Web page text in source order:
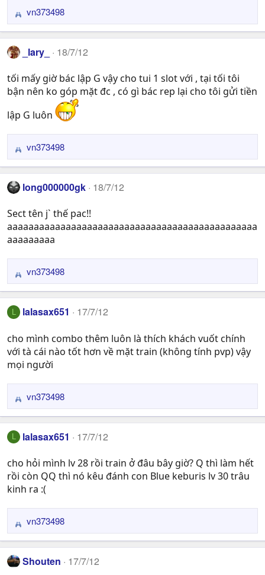
R
e
a
c
i
o
s
vn373498
_lary_ 18/7/12
tối mấy giờ bác lập G vậy cho tui 1 slot với , tại tối tôi
bận nên ko góp mặt đc , có gì bác rep lại cho tôi gửi tiền
lập G luôn
R
e
a
c
i
o
n
vn373498
long000000gk 18/7/12
Sect tên j` thế pac!!
aaaaaaaaaaaaaaaaaaaaaaaaaaaaaaaaaaaaaaaaaaaaaaa
aaaaaaaaa
R
e
a
c
i
o
n
vn373498
lalasax651 17/7/12
cho mình combo thêm luôn là thích khách vuốt chính
với tà cái nào tốt hơn về mặt train (không tính pvp) vậy
mọi người
R
e
a
c
i
o
n
vn373498
L lalasax651 17/7/12
cho hỏi mình lv 28 rồi train ở đâu bây giờ? Q thì làm hết
rồi còn QQ thì nó kêu đánh con Blue keburis lv 30 trâu
kinh ra :(
R
e
a
c
vn373498
Shouten 17/7/12